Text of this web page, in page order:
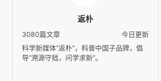
返朴
3080篇文章
今日更新
科学新媒体“返朴”，科普中国子品牌，倡
导“溯源守拙，问学求新”。